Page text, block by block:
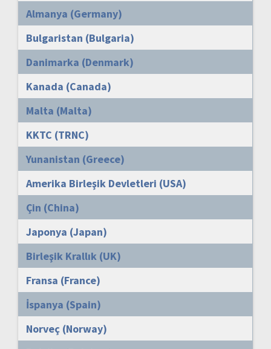
Almanya (Germany)
Bulgaristan (Bulgaria)
Danimarka (Denmark)
Kanada (Canada)
Malta (Malta)
KKTC (TRNC)
Yunanistan (Greece)
Amerika Birleşik Devletleri (USA)
Çin (China)
Japonya (Japan)
Birleşik Krallık (UK)
Fransa (France)
İspanya (Spain)
Norveç (Norway)